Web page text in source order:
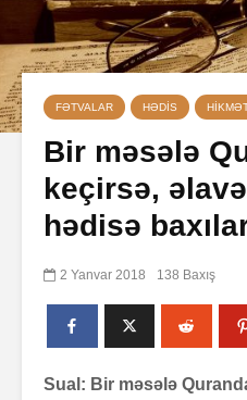
FƏTVALAR HƏDIS
Bir məsələ
keçirsə,
hədisə
2 Yanvar 2018 138 Baxış
Sual: Bir məsələ